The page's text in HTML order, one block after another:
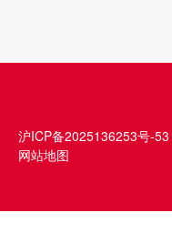
沪ICP备2025136253号-53
网站地图